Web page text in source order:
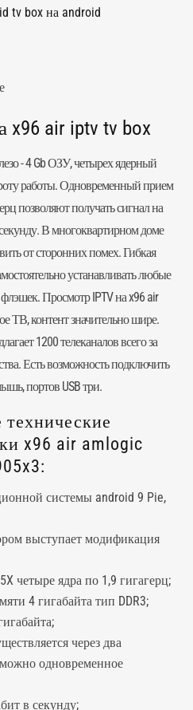
tv box на android
x96 air iptv tv box
- 4 Gb ОЗУ, четырех ядерный
работы. Одновременный прием
позволяют получать сигнал на
В многоквартирном доме
от сторонних помех. Гибкая
устанавливать любые
Просмотр IPTV на x96 air
ТВ, контент значительно шире.
1200 телеканалов всего за
Есть возможность подключить
портов USB три.
x96 air amlogic
системы android 9 Pie,
выступает модификация
четыре ядра по 1,9 гигагерц;
4 гигабайта тип DDR3;
через два
одновременное
в секунду;